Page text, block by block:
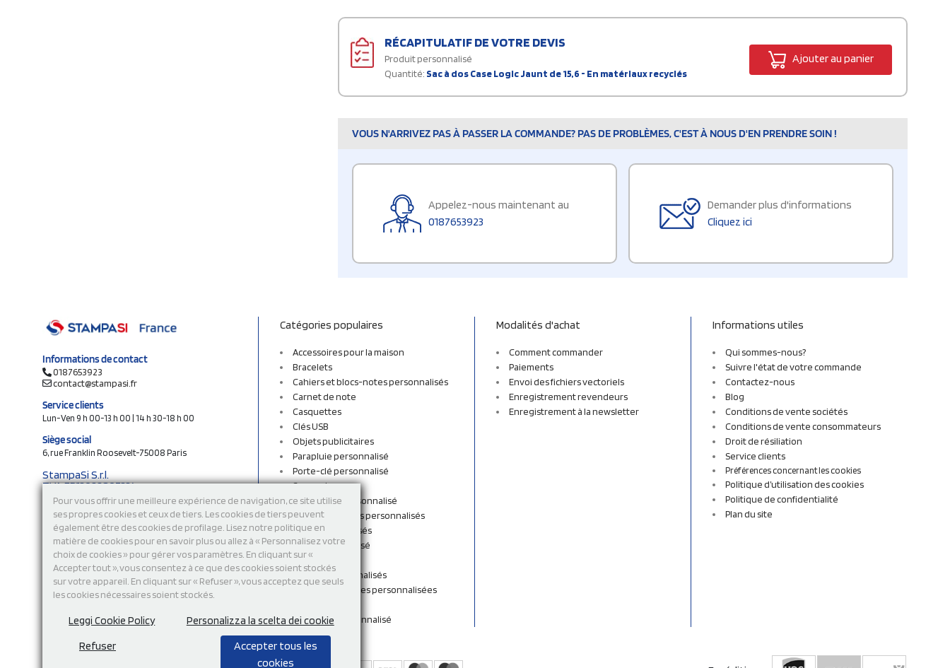
Pour vous offrir une meilleure expérience de navigation, ce site utilise
ses propres cookies et ceux de tiers. Les cookies de tiers peuvent
également être des cookies de profilage. Lisez notre politique en
matière de cookies pour en savoir plus ou allez à « Personnalisez votre
choix de cookies » pour gérer vos paramètres. En cliquant sur «
Accepter tout », vous consentez à ce que des cookies soient stockés
sur votre appareil. En cliquant sur « Refuser », vous acceptez que seuls
les cookies nécessaires soient stockés.
Leggi Cookie Policy Personalizza la scelta dei cookie
Refuser
Accepter tous les
cookies
RÉCAPITULATIF DE VOTRE DEVIS
Produit personnalisé
Quantité: Sac à dos Case Logic Jaunt de 15,6 - En matériaux recyclés
Ajouter au panier
VOUS N'ARRIVEZ PAS À PASSER LA COMMANDE? PAS DE PROBLÈMES, C'EST À NOUS D'EN PRENDRE SOIN !
Appelez-nous maintenant au
0187653923
Demander plus d'informations
Cliquez ici
Informations de contact
0187653923
contact@stampasi.fr
Service clients
Lun-Ven 9 h 00-13 h 00 | 14 h 30-18 h 00
Siège social
6, rue Franklin Roosevelt-75008 Paris
StampaSi S.r.l.
TVA FR13922807334
N° Rea MI-2110632
Capital social € 250.000 i.v.
Découvrez notre catalogue en ligne
Catégories populaires
Accessoires pour la maison
Bracelets
Cahiers et blocs-notes personnalisés
Carnet de note
Casquettes
Clés USB
Objets publicitaires
Parapluie personnalisé
Porte-clé personnalisé
Sac cordon
Sac en tissu personnalisé
Sacs et sacs à dos personnalisés
Sacs personnalisés
Stylo personnalisé
Sweatshirts
T-shirts personnalisés
Tasses et Gourdes personnalisées
Vêtement personnalisé
Modalités d'achat
Comment commander
Paiements
Envoi des fichiers vectoriels
Enregistrement revendeurs
Enregistrement à la newsletter
Informations utiles
Qui sommes-nous?
Suivre l'état de votre commande
Contactez-nous
Blog
Conditions de vente sociétés
Conditions de vente consommateurs
Droit de résiliation
Service clients
Préférences concernant les cookies
Politique d’utilisation des cookies
Politique de confidentialité
Plan du site